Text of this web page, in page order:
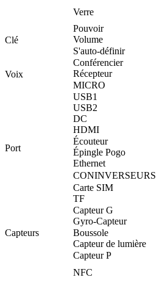
Verre
Clé
Pouvoir
Volume
S'auto-définir
Voix
Conférencier
Récepteur
MICRO
Port
USB1
USB2
DC
HDMI
Écouteur
Épingle Pogo
Ethernet
CONINVERSEURS
Carte SIM
TF
Capteurs
Capteur G
Gyro-Capteur
Boussole
Capteur de lumière
Capteur P
NFC